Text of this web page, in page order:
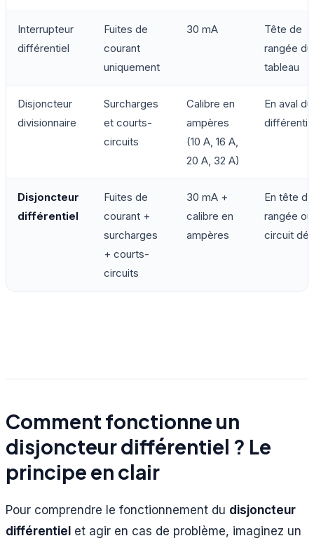
Interrupteur
différentiel
Fuites de
courant
uniquement
30 mA
Tête de
rangée du
tableau
Disjoncteur
divisionnaire
Surcharges
et courts-
circuits
Calibre en
ampères
(10 A, 16 A,
20 A, 32 A)
En aval du
Disjoncteur
différentiel
Fuites de
courant +
surcharges
+ courts-
circuits
30 mA +
calibre en
ampères
En tête de
rangée
circuit
Comment fonctionne un
disjoncteur différentiel ? Le
principe en clair
Pour comprendre le fonctionnement du disjoncteur
différentiel et agir en cas de problème, imaginez un